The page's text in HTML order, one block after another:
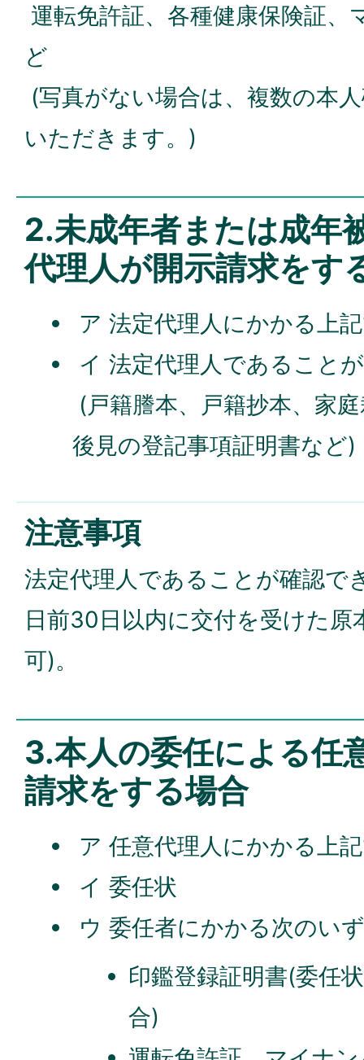
運転免許証、各種健康保険証、
ど
(写真がない場合は、複数の本
いただきます。)
2.未成年者または成年
代理人が開示請求をす
ア 法定代理人にかかる上
イ 法定代理人であること
(戸籍謄本、戸籍抄本、家
後見の登記事項証明書など)
注意事項
法定代理人であることが確認で
日前30日以内に交付を受けた
可)。
3.本人の委任による任
請求をする場合
ア 任意代理人にかかる上
イ 委任状
ウ 委任者にかかる次のい
印鑑登録証明書(委任
合)